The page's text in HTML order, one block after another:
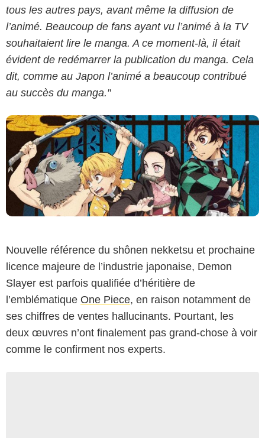
tous les autres pays, avant même la diffusion de
l’animé. Beaucoup de fans ayant vu l’animé à la TV
souhaitaient lire le manga. A ce moment-là, il était
évident de redémarrer la publication du manga. Cela
dit, comme au Japon l’animé a beaucoup contribué
au succès du manga."
Nouvelle référence du shônen nekketsu et prochaine
licence majeure de l’industrie japonaise, Demon
Slayer est parfois qualifiée d’héritière de
l’emblématique One Piece, en raison notamment de
ses chiffres de ventes hallucinants. Pourtant, les
deux œuvres n’ont finalement pas grand-chose à voir
comme le confirment nos experts.